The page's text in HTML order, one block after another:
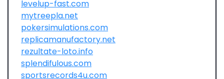
levelup-fast.com
mytreepla.net
pokersimulations.com
replicamanufactory.net
rezultate-loto.info
splendifulous.com
sportsrecords4u.com